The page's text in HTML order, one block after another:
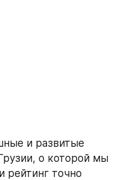
и развитые
о которой мы
рейтинг точно